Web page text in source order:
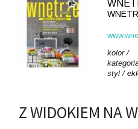
kolor /
styl /
Z WIDOKIEM NA